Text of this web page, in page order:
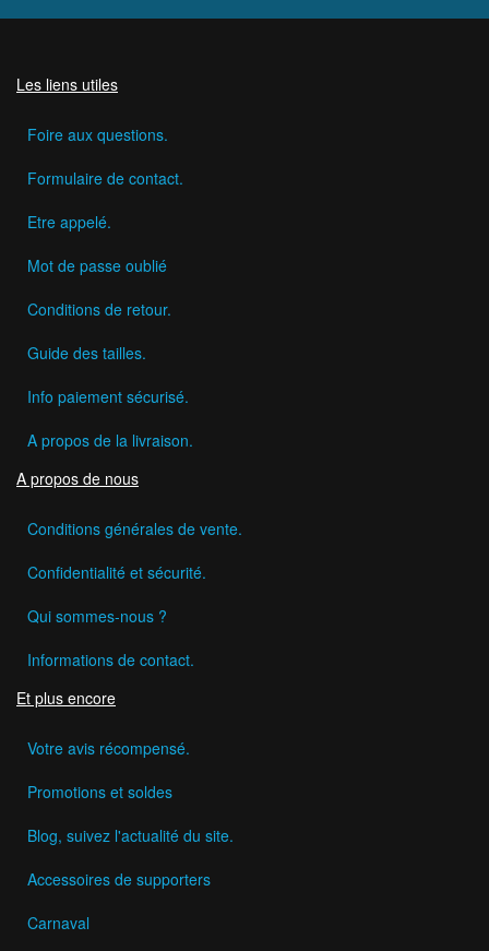
Les liens utiles
Foire aux questions.
Formulaire de contact.
Etre appelé.
Mot de passe oublié
Conditions de retour.
Guide des tailles.
Info paiement sécurisé.
A propos de la livraison.
A propos de nous
Conditions générales de vente.
Confidentialité et sécurité.
Qui sommes-nous ?
Informations de contact.
Et plus encore
Votre avis récompensé.
Promotions et soldes
Blog, suivez l'actualité du site.
Accessoires de supporters
Carnaval